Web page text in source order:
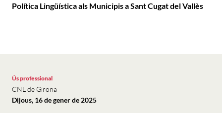
Política Lingüística als Municipis a Sant Cugat del Vallès
Ús professional
CNL de Girona
Dijous, 16 de gener de 2025